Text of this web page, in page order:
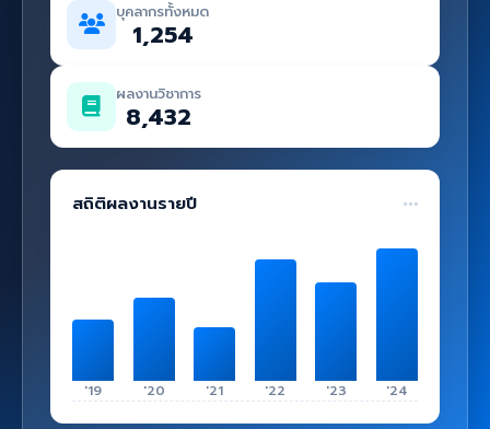
บุคลากรทั้งหมด
1,254
ผลงานวิชาการ
8,432
สถิติผลงานรายปี
'19 '20 '21 '22 '23 '24